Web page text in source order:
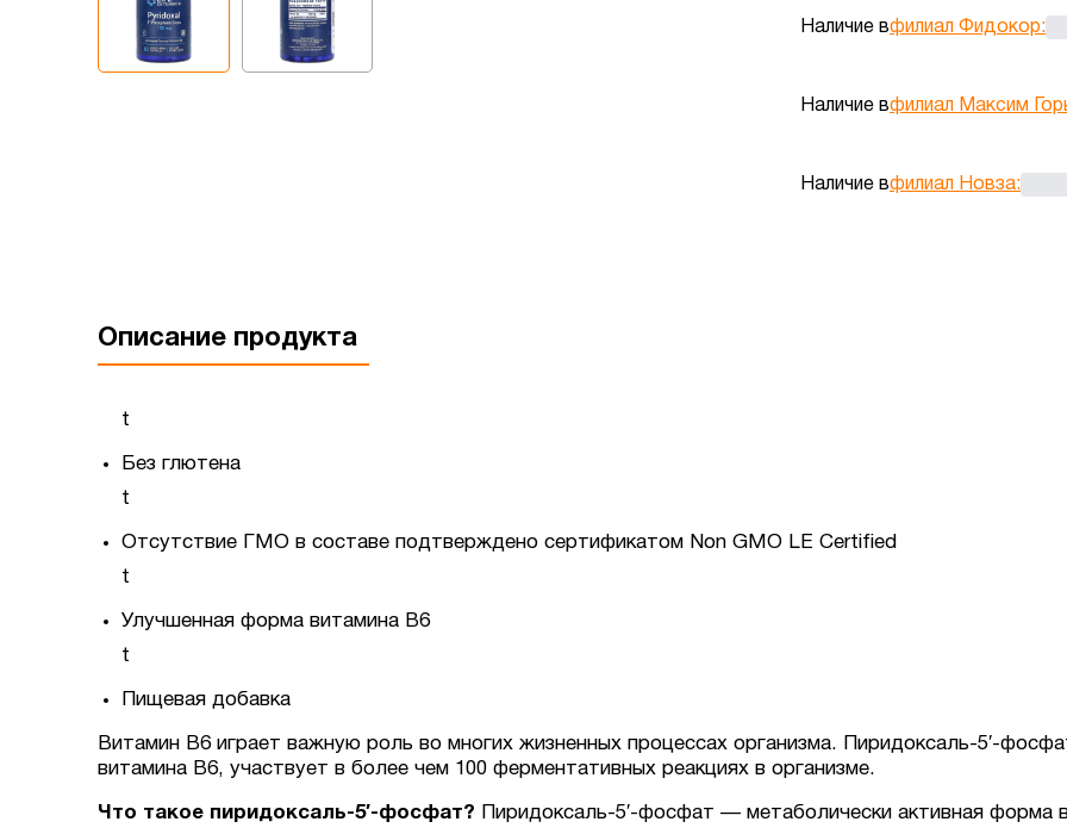
Наличие вфилиал Фидокор:
Наличие вфилиал Максим
Наличие вфилиал Новза:
Описание продукта
t
Без глютена
t
Отсутствие ГМО в составе подтверждено сертификатом Non GMO LE Certified
t
Улучшенная форма витамина B6
t
Пищевая добавка
Витамин B6 играет важную роль во многих жизненных процессах организма. Пиридоксаль-5′-
витамина B6, участвует в более чем 100 ферментативных реакциях в организме.
Что такое пиридоксаль-5′-фосфат? Пиридоксаль-5′-фосфат — метаболически активная форма